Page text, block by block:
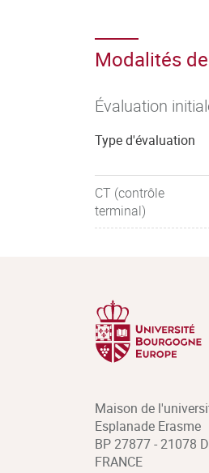
Modalités
Évaluation
Type d'évaluation
CT (contrôle
terminal)
Maison de
Esplanade Erasme
BP 27877 - 21078
FRANCE